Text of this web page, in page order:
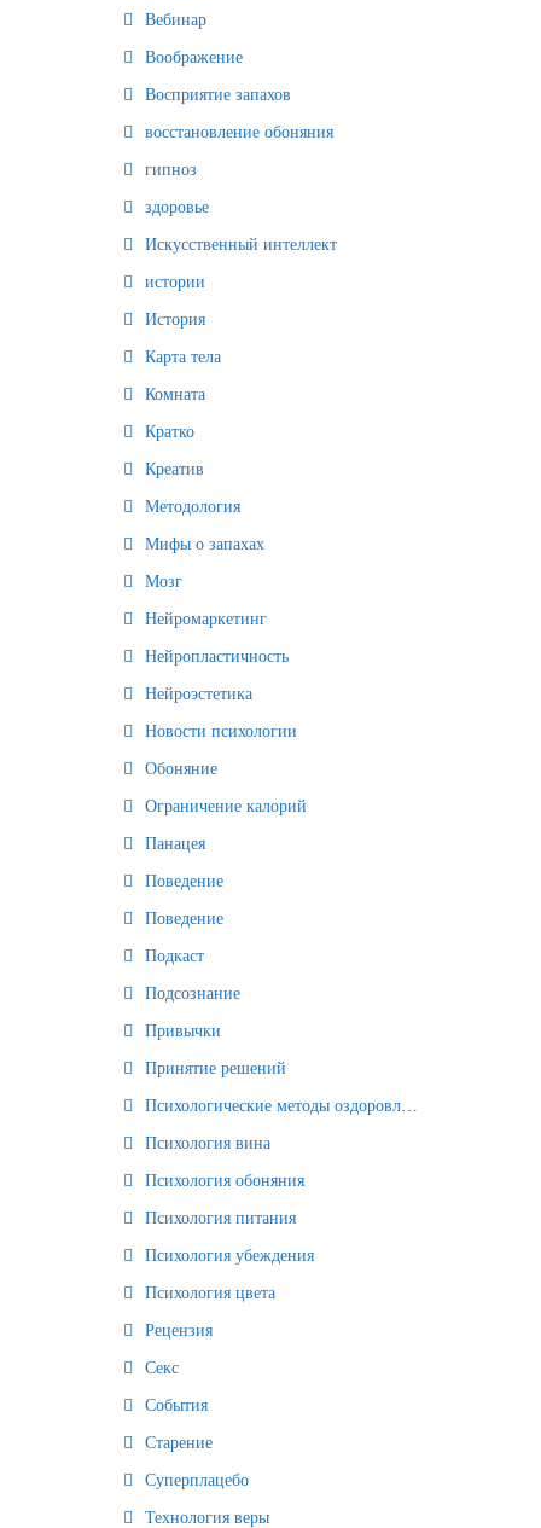
Вебинар
Воображение
Восприятие запахов
восстановление обоняния
гипноз
здоровье
Искусственный интеллект
истории
История
Карта тела
Комната
Кратко
Креатив
Методология
Мифы о запахах
Мозг
Нейромаркетинг
Нейропластичность
Нейроэстетика
Новости психологии
Обоняние
Ограничение калорий
Панацея
Поведение
Поведение
Подкаст
Подсознание
Привычки
Принятие решений
Психологические методы оздоровления и омоложения
Психология вина
Психология обоняния
Психология питания
Психология убеждения
Психология цвета
Рецензия
Секс
События
Старение
Суперплацебо
Технология веры